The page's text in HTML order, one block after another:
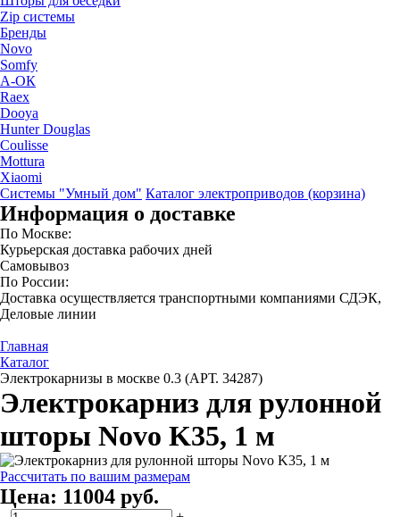
Zip системы
Бренды
Novo
Somfy
А-ОК
Raex
Dooya
Hunter Douglas
Coulisse
Mottura
Xiaomi
Системы "Умный дом" Каталог электроприводов (корзина)
Информация о доставке
По Москве:
Курьерская доставка рабочих дней
Самовывоз
По России:
Доставка осуществляется транспортными компаниями СДЭК,
Деловые линии
Главная
Каталог
Электрокарнизы в москве 0.3 (АРТ. 34287)
Электрокарниз для рулонной
шторы Novo K35, 1 м
Рассчитать по вашим размерам
Цена: 11004 руб.